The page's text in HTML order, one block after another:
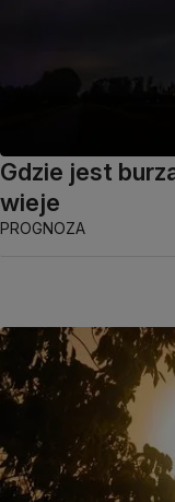
Gdzie jest
wieje
PROGNOZA